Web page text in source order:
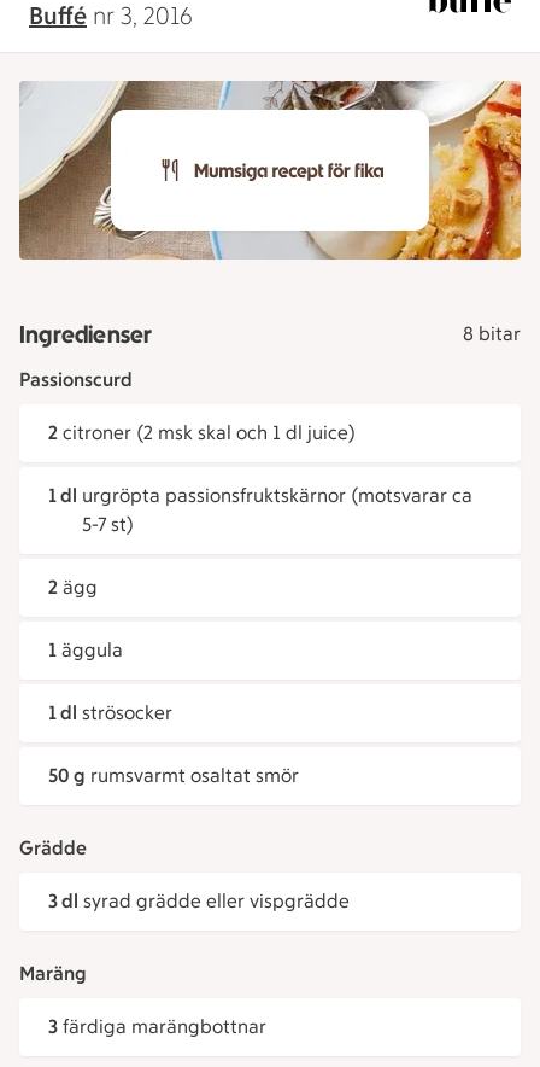
Buffé nr 3, 2016
Ingredienser
8 bitar
Passionscurd
2 citroner (2 msk skal och 1 dl juice)
1 dl urgröpta passionsfruktskärnor (motsvarar ca
5-7 st)
2 ägg
1 äggula
1 dl strösocker
50 g rumsvarmt osaltat smör
Grädde
3 dl syrad grädde eller vispgrädde
Maräng
3 färdiga marängbottnar